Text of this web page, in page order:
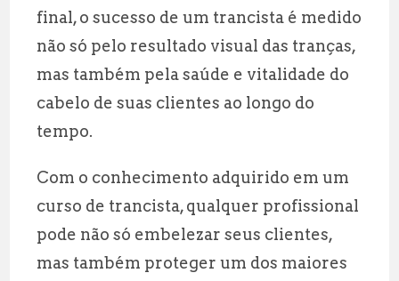
final, o sucesso de um trancista é medido
não só pelo resultado visual das tranças,
mas também pela saúde e vitalidade do
cabelo de suas clientes ao longo do
tempo.
Com o conhecimento adquirido em um
curso de trancista, qualquer profissional
pode não só embelezar seus clientes,
mas também proteger um dos maiores